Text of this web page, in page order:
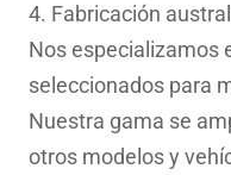
4. Fabricación
Nos especializamos
seleccionados para
Nuestra gama se
otros modelos y